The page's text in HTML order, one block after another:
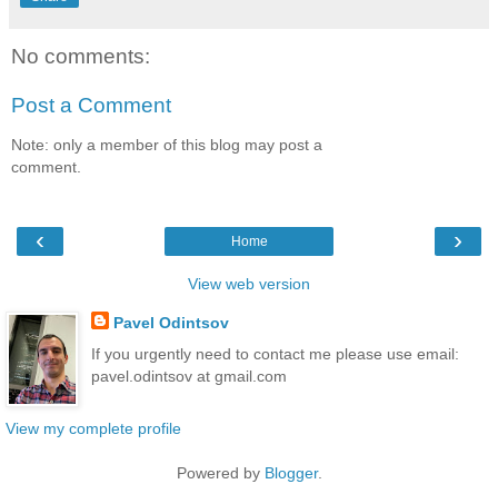
No comments:
Post a Comment
Note: only a member of this blog may post a
comment.
‹ ›
Home
View web version
Pavel Odintsov
If you urgently need to contact me please use email:
pavel.odintsov at gmail.com
View my complete profile
Powered by Blogger.